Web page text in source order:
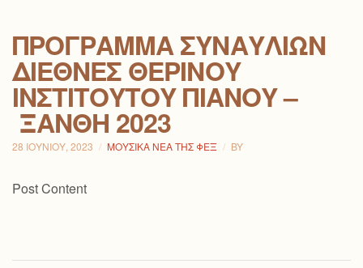
ΠΡΌΓΡΑΜΜΑ ΣΥΝΑΥΛΙΏΝ
ΔΙΕΘΝΈΣ ΘΕΡΙΝΟΎ
ΙΝΣΤΙΤΟΎΤΟΥ ΠΙΆΝΟΥ –
ΞΆΝΘΗ 2023
28 ΙΟΥΝΊΟΥ, 2023 ΜΟΥΣΙΚΆ ΝΈΑ ΤΗΣ ΦΕΞ BY
Post Content